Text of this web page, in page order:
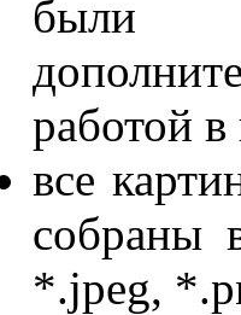
были
работой в
все
собраны
*.jpeg,